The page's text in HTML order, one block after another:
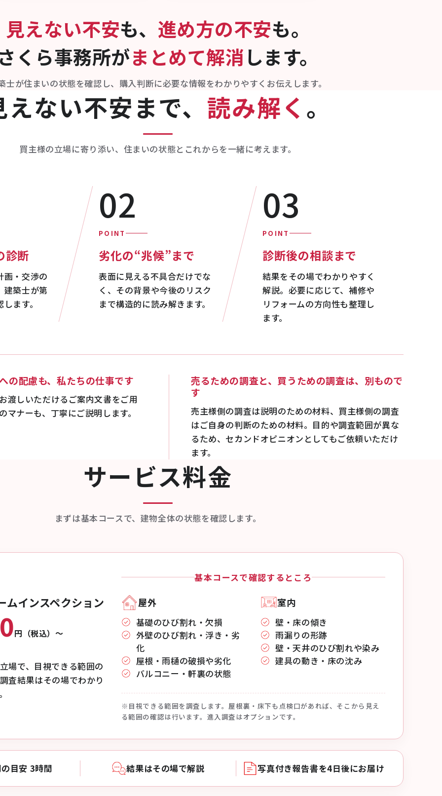
見えない不安も、 進め方の不安も。
くら事務所がまとめて解消します。
士が住まいの状態を確認し、購入判断に必要な情報をわかりやすくお伝えします。
えない不安まで、 読み解く 。
買主様の立場に寄り添い、住まいの状態と これからを一緒に考えます。
診断
画・交渉の
建築士が第
ます。
02
POINT
劣化の“兆候”まで
表面に見える不具合だけでな
く、その背景や今後のリスク
まで構造的に読み解きます。
03
POINT
診断後の相談まで
結果をその場でわかりやすく
解説。必要に応じて、補修や
リフォームの方向性も整理し
ます。
の配慮も、私たちの仕事です
渡しいただけるご案内文書をご用
マナーも、丁寧にご説明します。
売るための調査と、買うための調査は、別もので
す
売主様側の調査は説明のための材料、買主様側の調査
はご自身の判断のための材料。目的や調査範囲が異な
るため、セカンドオピニオンとしてもご依頼いただけ
ます。
サービス料金
まずは基本コースで、建物全体の状態を確認します。
ムインスペクション
円（税込）〜
場で、目視できる範囲の
査結果はその場でわかり
基本コースで確認するところ
屋外
基礎のひび割れ・欠損
外壁のひび割れ・浮き・劣
化
屋根・雨樋の破損や劣化
バルコニー・軒裏の状態
室内
壁・床の傾き
雨漏りの形跡
壁・天井のひび割れや染み
建具の動き・床の沈み
※目視できる範囲を調査します。屋根裏・床下も点検口があれば、そこから見え
る範囲の確認は行います。進入調査はオプションです。
目安 3時間 結果はその場で解説 写真付き報告書を4日後にお届け